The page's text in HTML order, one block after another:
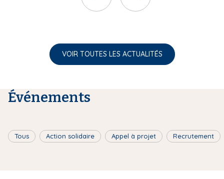
VOIR TOUTES LES ACTUALITÉS
Événements
Tous Action solidaire Appel à projet Recrutement